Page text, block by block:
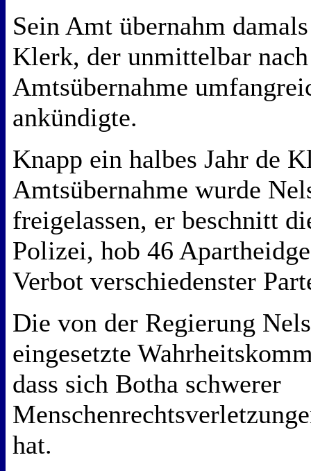
Sein Amt übernahm
Klerk, der unmittelbar
Amtsübernahme
ankündigte.
Knapp ein halbes Jahr de
Amtsübernahme wurde
freigelassen, er beschnitt
Polizei, hob 46
Verbot verschiedenster
Die von der Regierung
eingesetzte
dass sich Botha schwerer
hat.